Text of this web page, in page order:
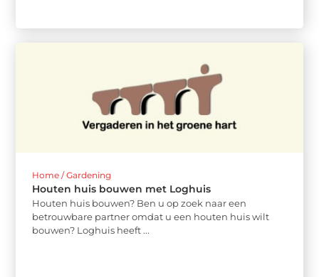
Home / Gardening
Houten huis bouwen met Loghuis
Houten huis bouwen? Ben u op zoek naar een
betrouwbare partner omdat u een houten huis wilt
bouwen? Loghuis heeft ...